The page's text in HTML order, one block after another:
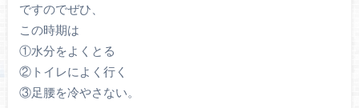
ですのでぜひ、
この時期は
①水分をよくとる
②トイレによく行く
③足腰を冷やさない。